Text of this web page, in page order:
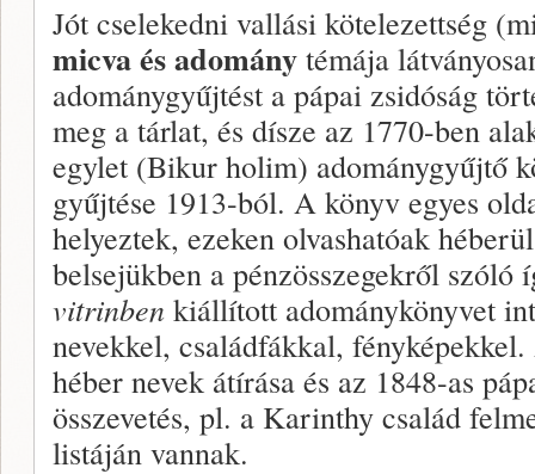
Jót cselekedni vallási kötelezettség
micva ésadomány témája
adománygyűjtést a pápai zsidóság
meg a tárlat, és dísze az 1770-ben
egylet (Bikur holim) adománygyűjtő
gyűjtése 1913-ból. A könyv egyes
helyeztek, ezeken olvashatóak
belsejükben a pénzösszegekről
vitrinben kiállított adománykönyvet
nevekkel, családfákkal,
héber nevek átírása és az 1848-as
összevetés, pl. a Karinthy család
listáján vannak.